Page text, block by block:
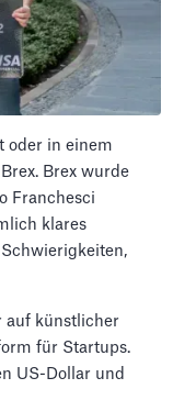
oder in einem
Brex wurde
Franchesci
klares
auf künstlicher
für Startups.
US-Dollar und